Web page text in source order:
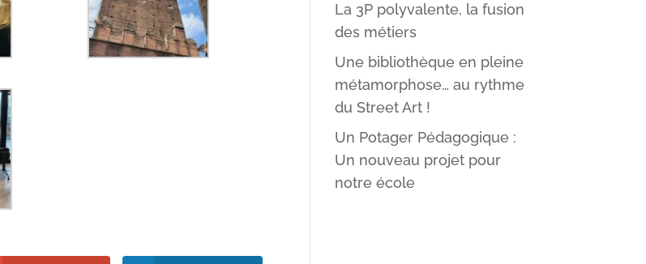
La 3P polyvalente, la fusion
des métiers
Une bibliothèque en pleine
métamorphose… au rythme
du Street Art !
Un Potager Pédagogique :
Un nouveau projet pour
notre école